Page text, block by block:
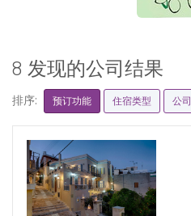
8 发现的公司结果
排序: 预订功能 住宿类型 公